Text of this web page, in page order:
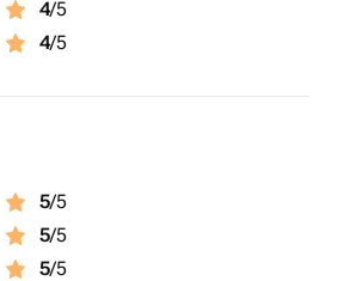
4/5
4/5
5/5
5/5
5/5